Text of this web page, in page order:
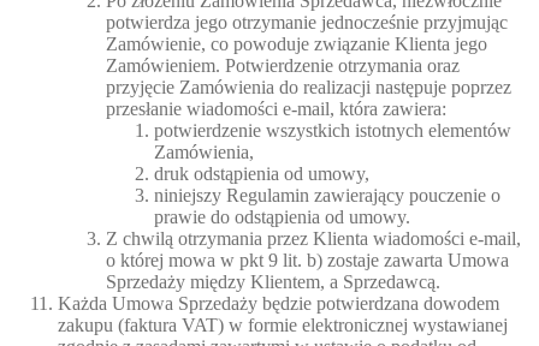
potwierdza jego otrzymanie jednocześnie przyjmując
Zamówienie, co powoduje związanie Klienta jego
Zamówieniem. Potwierdzenie otrzymania oraz
przyjęcie Zamówienia do realizacji następuje poprzez
przesłanie wiadomości e-mail, która zawiera:
potwierdzenie wszystkich istotnych elementów
Zamówienia,
druk odstąpienia od umowy,
niniejszy Regulamin zawierający pouczenie o
prawie do odstąpienia od umowy.
Z chwilą otrzymania przez Klienta wiadomości e-mail,
o której mowa w pkt 9 lit. b) zostaje zawarta Umowa
Sprzedaży między Klientem, a Sprzedawcą.
Każda Umowa Sprzedaży będzie potwierdzana dowodem
zakupu (faktura VAT) w formie elektronicznej wystawianej